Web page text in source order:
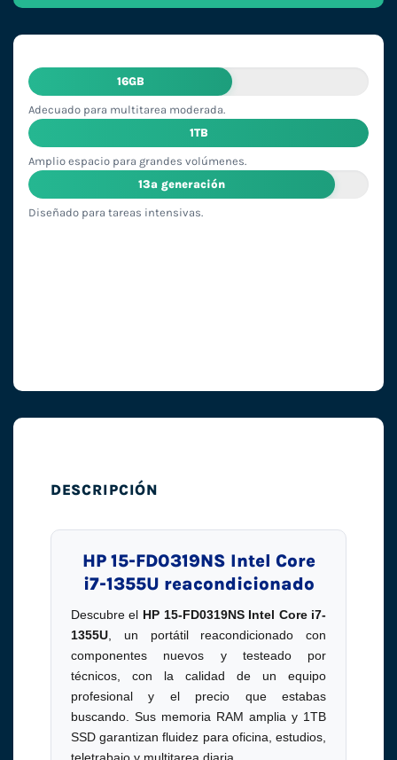
16GB
Adecuado para multitarea moderada.
1TB
Amplio espacio para grandes volúmenes.
13ª generación
Diseñado para tareas intensivas.
DESCRIPCIÓN
HP 15-FD0319NS Intel Core
i7-1355U reacondicionado
Descubre el HP 15-FD0319NS Intel Core i7-
1355U, un portátil reacondicionado con
componentes nuevos y testeado por
técnicos, con la calidad de un equipo
profesional y el precio que estabas
buscando. Sus memoria RAM amplia y 1TB
SSD garantizan fluidez para oficina, estudios,
teletrabajo y multitarea diaria.